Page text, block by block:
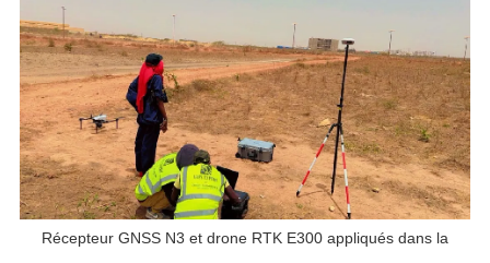
Récepteur GNSS N3 et drone RTK E300 appliqués dans la